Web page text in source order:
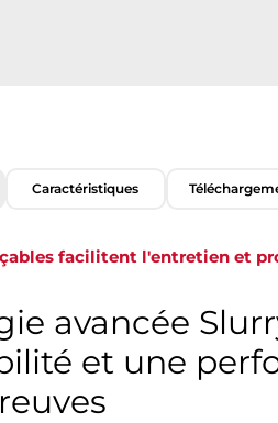
Caractéristiques
facilitent l'entretien et
avancée
et une